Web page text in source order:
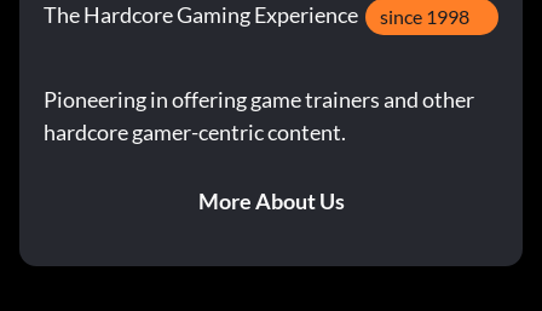
The Hardcore Gaming Experience since 1998
Pioneering in offering game trainers and other
hardcore gamer-centric content.
More About Us